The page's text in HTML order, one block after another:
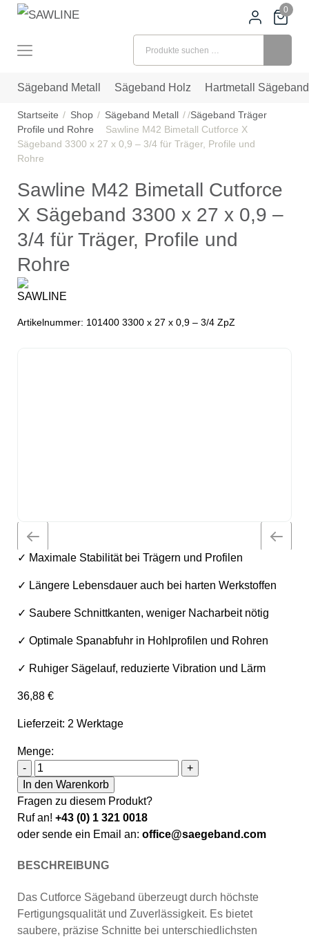
0
Sägeband Metall Sägeband Holz Hartmetall Sägeband
Startseite Shop Sägeband Metall
Sägeband Träger
Profile und Rohre
Sawline M42 Bimetall Cutforce X
Sägeband 3300 x 27 x 0,9 – 3/4 für Träger, Profile und
Rohre
Sawline M42 Bimetall Cutforce
X Sägeband 3300 x 27 x 0,9 –
3/4 für Träger, Profile und
Rohre
Artikelnummer: 101400 3300 x 27 x 0,9 – 3/4 ZpZ
✓ Maximale Stabilität bei Trägern und Profilen
✓ Längere Lebensdauer auch bei harten Werkstoffen
✓ Saubere Schnittkanten, weniger Nacharbeit nötig
✓ Optimale Spanabfuhr in Hohlprofilen und Rohren
✓ Ruhiger Sägelauf, reduzierte Vibration und Lärm
36,88 €
Lieferzeit: 2 Werktage
Menge:
-
Sawline M42 Bimetall Cutforce X Sägeband 3300 x 27
+
In den Warenkorb
Fragen zu diesem Produkt?
Ruf an! +43 (0) 1 321 0018
oder sende ein Email an: office@saegeband.com
BESCHREIBUNG
Das Cutforce Sägeband überzeugt durch höchste
Fertigungsqualität und Zuverlässigkeit. Es bietet
saubere, präzise Schnitte bei unterschiedlichsten